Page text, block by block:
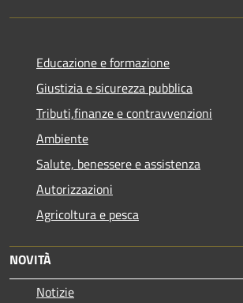
Educazione e formazione
Giustizia e sicurezza pubblica
Tributi,finanze e contravvenzioni
Ambiente
Salute, benessere e assistenza
Autorizzazioni
Agricoltura e pesca
NOVITÀ
Notizie